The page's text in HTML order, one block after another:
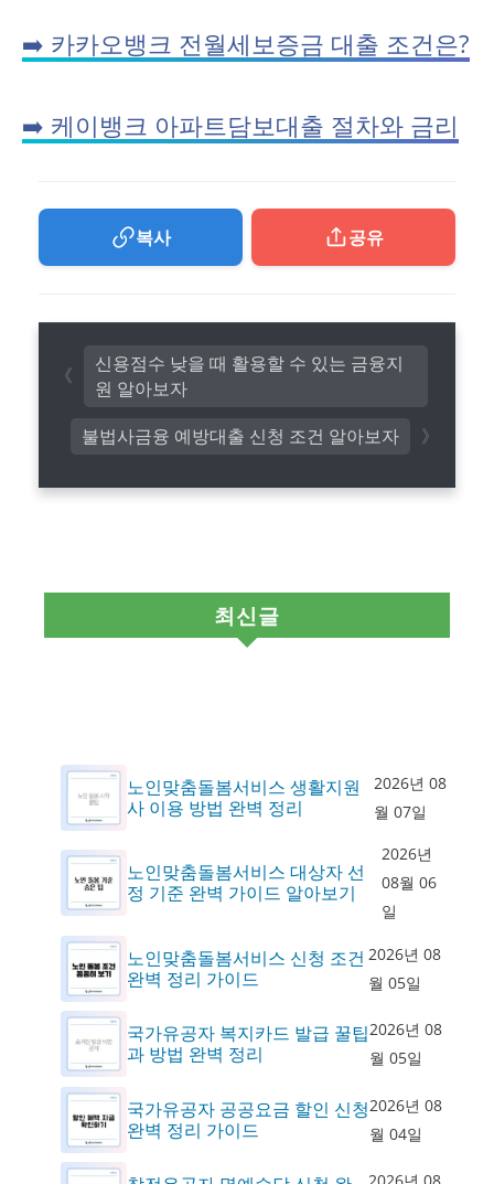
➡️ 카카오뱅크 전월세보증금 대출 조건은?
➡️ 케이뱅크 아파트담보대출 절차와 금리
복사 공유
불법사금융 예방대출 신청 조건 알아보자
신용점수 낮을 때 활용할 수 있는 금융지
원 알아보자
최신글
노인맞춤돌봄서비스 생활지원
사 이용 방법 완벽 정리
2026년 08
월 07일
노인맞춤돌봄서비스 대상자 선
정 기준 완벽 가이드 알아보기
2026년
08월 06
일
노인맞춤돌봄서비스 신청 조건
완벽 정리 가이드
2026년 08
월 05일
국가유공자 복지카드 발급 꿀팁
과 방법 완벽 정리
2026년 08
월 05일
국가유공자 공공요금 할인 신청
완벽 정리 가이드
2026년 08
월 04일